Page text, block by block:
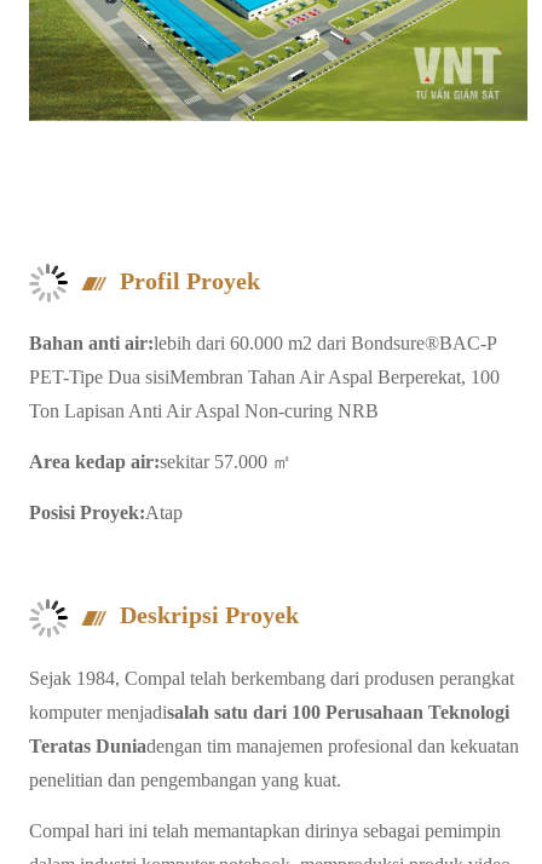
Profil Proyek
Bahan anti air:lebih dari 60.000 m2 dari Bondsure®BAC-P
PET-Tipe Dua sisiMembran Tahan Air Aspal Berperekat, 100
Ton Lapisan Anti Air Aspal Non-curing NRB
Area kedap air:sekitar 57.000 ㎡
Posisi Proyek:Atap
Deskripsi Proyek
Sejak 1984, Compal telah berkembang dari produsen perangkat
komputer menjadisalah satu dari 100 Perusahaan Teknologi
Teratas Duniadengan tim manajemen profesional dan kekuatan
penelitian dan pengembangan yang kuat.
Compal hari ini telah memantapkan dirinya sebagai pemimpin